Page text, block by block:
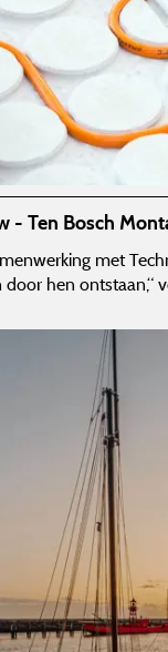
- Ten Bosch
met
door hen ontstaan,“